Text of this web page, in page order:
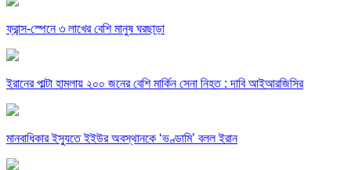
ফ্রান্স-স্পেনে ৩ লাখের বেশি মানুষ ঘরছাড়া
ইরানের পাল্টা হামলায় ২০০ জনের বেশি মার্কিন সেনা নিহত : দাবি আইআরজিসির
মানবাধিকার ইস্যুতে ইইউর অবস্থানকে ‘ভণ্ডামি’ বলল ইরান